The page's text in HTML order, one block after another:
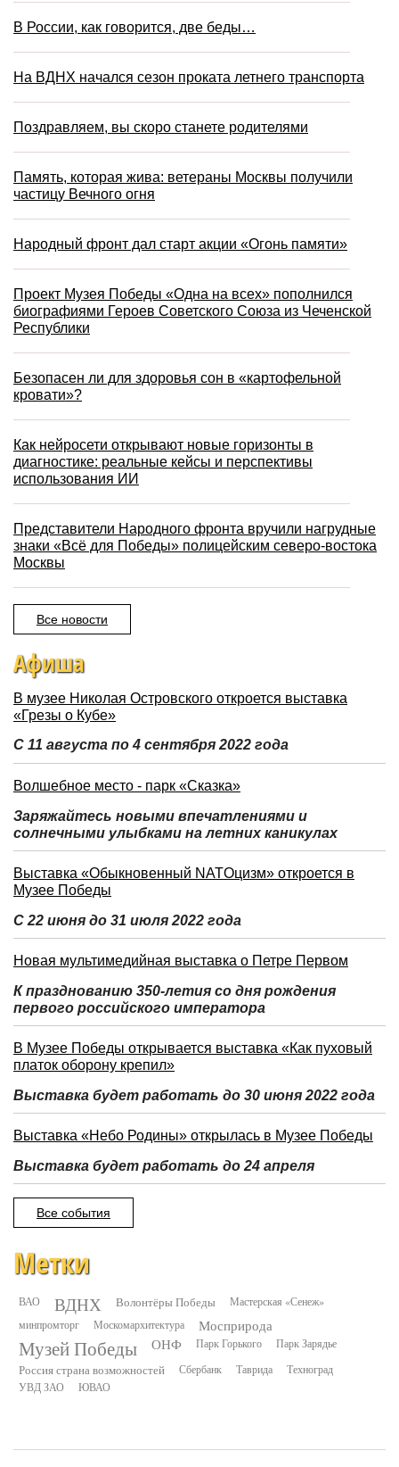
В России, как говорится, две беды…
На ВДНХ начался сезон проката летнего транспорта
Поздравляем, вы скоро станете родителями
Память, которая жива: ветераны Москвы получили
частицу Вечного огня
Народный фронт дал старт акции «Огонь памяти»
Проект Музея Победы «Одна на всех» пополнился
биографиями Героев Советского Союза из Чеченской
Республики
Безопасен ли для здоровья сон в «картофельной
кровати»?
Как нейросети открывают новые горизонты в
диагностике: реальные кейсы и перспективы
использования ИИ
Представители Народного фронта вручили нагрудные
знаки «Всё для Победы» полицейским северо-востока
Москвы
Все новости
Афиша
В музее Николая Островского откроется выставка
«Грезы о Кубе»
С 11 августа по 4 сентября 2022 года
Волшебное место - парк «Сказка»
Заряжайтесь новыми впечатлениями и
солнечными улыбками на летних каникулах
Выставка «Обыкновенный NATOцизм» откроется в
Музее Победы
С 22 июня до 31 июля 2022 года
Новая мультимедийная выставка о Петре Первом
К празднованию 350-летия со дня рождения
первого российского императора
В Музее Победы открывается выставка «Как пуховый
платок оборону крепил»
Выставка будет работать до 30 июня 2022 года
Выставка «Небо Родины» открылась в Музее Победы
Выставка будет работать до 24 апреля
Все события
Метки
ВАО ВДНХ Волонтёры Победы
Мастерская «Сенеж»
минпромторг
Москомархитектура Мосприрода
Музей Победы ОНФ Парк Горького Парк Зарядье
Россия страна возможностей Сбербанк Таврида
Техноград
УВД ЗАО
ЮВАО